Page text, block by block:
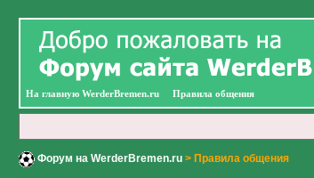
На главную WerderBremen.ru Правила общения
Форум на WerderBremen.ru > Правила общения